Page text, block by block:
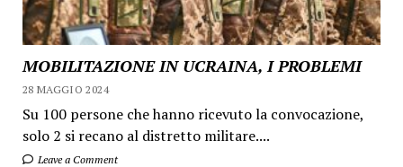
MOBILITAZIONE IN UCRAINA, I PROBLEMI
28 MAGGIO 2024
Su 100 persone che hanno ricevuto la convocazione,
solo 2 si recano al distretto militare....
Leave a Comment